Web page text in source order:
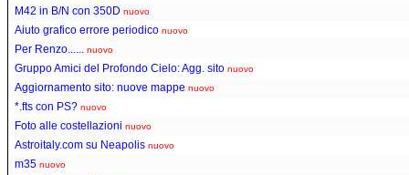
M42 in B/N con 350D nuovo
Aiuto grafico errore periodico nuovo
Per Renzo...... nuovo
Gruppo Amici del Profondo Cielo: Agg. sito nuovo
Aggiornamento sito: nuove mappe nuovo
*.fts con PS? nuovo
Foto alle costellazioni nuovo
Astroitaly.com su Neapolis nuovo
m35 nuovo